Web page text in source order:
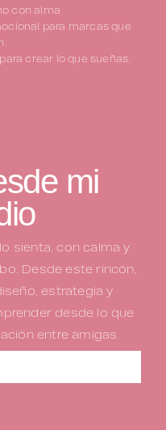
con alma
para marcas que
crear lo que sueñas.
mi
sienta, con calma y
Desde este rincón,
estrategia y
desde lo que
entre amigas.